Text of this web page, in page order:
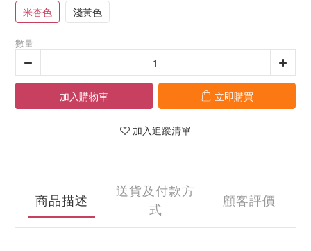
米杏色 淺黃色
數量
加入購物車 立即購買
加入追蹤清單
商品描述
送貨及付款方
式
顧客評價